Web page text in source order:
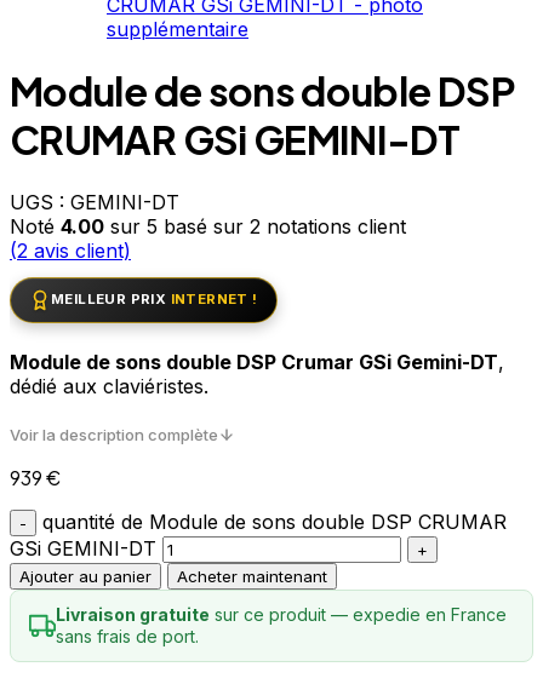
Module de sons double DSP
CRUMAR GSi GEMINI-DT
UGS : GEMINI-DT
Noté 4.00 sur 5 basé sur 2 notations client
(2 avis client)
MEILLEUR PRIX INTERNET !
Module de sons double DSP Crumar GSi Gemini-DT,
dédié aux claviéristes.
Voir la description complète
939€
quantité de Module de sons double DSP CRUMAR
GSi GEMINI-DT
Ajouter au panier Acheter maintenant
Livraison gratuite sur ce produit — expedie en France
sans frais de port.